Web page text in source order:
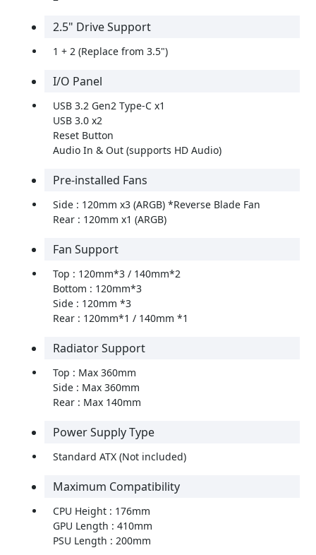
2.5" Drive Support
1 + 2 (Replace from 3.5")
I/O Panel
USB 3.2 Gen2 Type-C x1
USB 3.0 x2
Reset Button
Audio In & Out (supports HD Audio)
Pre-installed Fans
Side : 120mm x3 (ARGB) *Reverse Blade Fan
Rear : 120mm x1 (ARGB)
Fan Support
Top : 120mm*3 / 140mm*2
Bottom : 120mm*3
Side : 120mm *3
Rear : 120mm*1 / 140mm *1
Radiator Support
Top : Max 360mm
Side : Max 360mm
Rear : Max 140mm
Power Supply Type
Standard ATX (Not included)
Maximum Compatibility
CPU Height : 176mm
GPU Length : 410mm
PSU Length : 200mm